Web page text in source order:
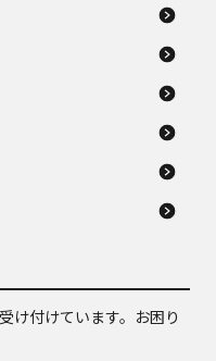
け付けています。お困り